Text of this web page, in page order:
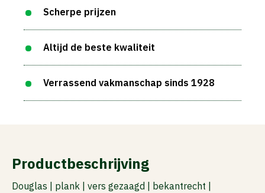
Scherpe prijzen
Altijd de beste kwaliteit
Verrassend vakmanschap sinds 1928
Productbeschrijving
Douglas | plank | vers gezaagd | bekantrecht |